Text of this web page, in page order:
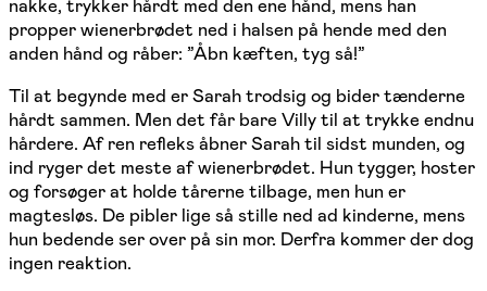
nakke, trykker hårdt med den ene hånd, mens han
propper wienerbrødet ned i halsen på hende med den
anden hånd og råber: ”Åbn kæften, tyg så!”
Til at begynde med er Sarah trodsig og bider tænderne
hårdt sammen. Men det får bare Villy til at trykke endnu
hårdere. Af ren refleks åbner Sarah til sidst munden, og
ind ryger det meste af wienerbrødet. Hun tygger, hoster
og forsøger at holde tårerne tilbage, men hun er
magtesløs. De pibler lige så stille ned ad kinderne, mens
hun bedende ser over på sin mor. Derfra kommer der dog
ingen reaktion.